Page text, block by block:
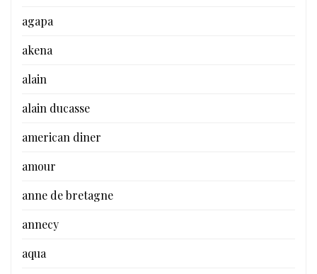
agapa
akena
alain
alain ducasse
american diner
amour
anne de bretagne
annecy
aqua